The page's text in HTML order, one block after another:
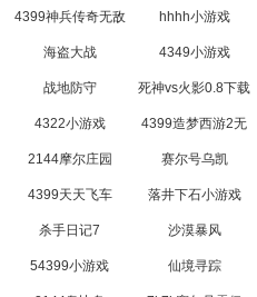
4399神兵传奇无敌
幸运版
hhhh小游戏
海盗大战 4349小游戏
战地防守 死神vs火影0.8下载
4322小游戏
4399造梦西游2无
敌版小游戏
2144摩尔庄园 赛尔号乌凯
4399天天飞车 落井下石小游戏
杀手日记7 沙漠暴风
54399小游戏 仙境寻踪